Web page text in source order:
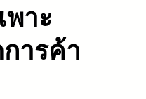
พาะ
ารค้า